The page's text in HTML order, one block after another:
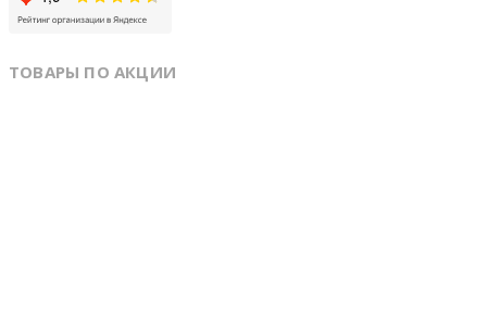
ТОВАРЫ ПО АКЦИИ